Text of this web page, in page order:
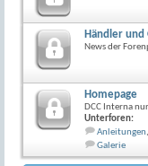
Händler und
News der
Homepage
DCC Interna
Unterforen:
Anleitungen,
Galerie